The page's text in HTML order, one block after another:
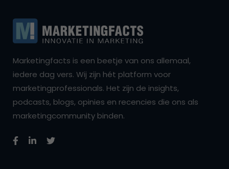
Marketingfacts is een beetje van ons allemaal,
iedere dag vers. Wij zijn hét platform voor
marketingprofessionals. Het zijn de insights,
podcasts, blogs, opinies en recencies die ons als
marketingcommunity binden.